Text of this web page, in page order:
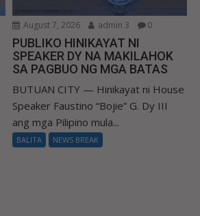
August 7, 2026 admin 3 0
PUBLIKO HINIKAYAT NI
SPEAKER DY NA MAKILAHOK
SA PAGBUO NG MGA BATAS
BUTUAN CITY — Hinikayat ni House
Speaker Faustino “Bojie” G. Dy III
ang mga Pilipino mula...
BALITA NEWS BREAK